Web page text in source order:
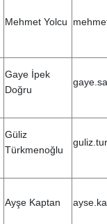
Mehmet Yolcu
Gaye İpek
Doğru
Güliz
Türkmenoğlu
Ayşe Kaptan